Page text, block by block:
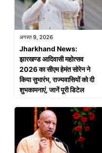
अगस्त 9, 2026
Jharkhand News:
झारखण्ड आदिवासी महोत्सव
2026 का सीएम हेमंत सोरेन ने
किया सुभारंभ, राज्यवासियों को दी
शुभकामनाएं, जानें पूरी डिटेल